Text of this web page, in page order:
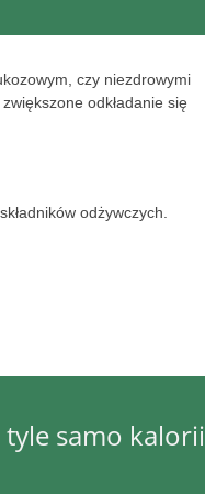
czy niezdrowymi
odkładanie się
odżywczych.
samo kalorii